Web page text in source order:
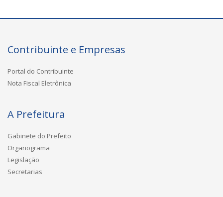
Contribuinte e Empresas
Portal do Contribuinte
Nota Fiscal Eletrônica
A Prefeitura
Gabinete do Prefeito
Organograma
Legislação
Secretarias